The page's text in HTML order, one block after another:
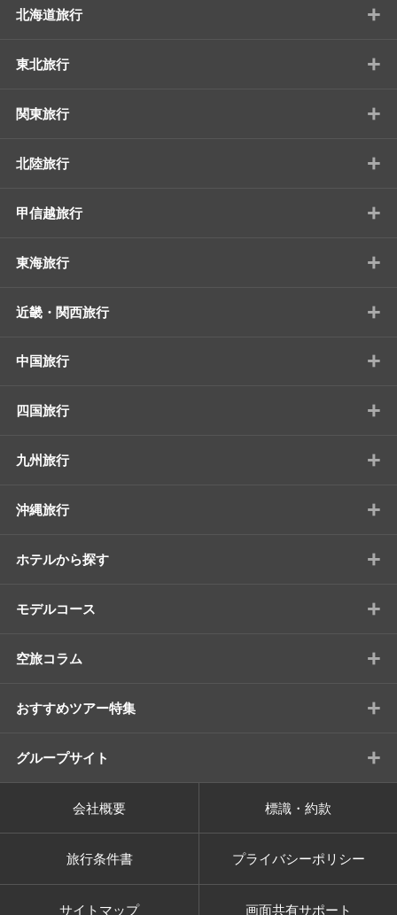
北海道旅行 +
東北旅行 +
関東旅行 +
北陸旅行 +
甲信越旅行 +
東海旅行 +
近畿・関西旅行 +
中国旅行 +
四国旅行 +
九州旅行 +
沖縄旅行 +
ホテルから探す +
モデルコース +
空旅コラム +
おすすめツアー特集 +
グループサイト +
会社概要 標識・約款
旅行条件書 プライバシーポリシー
サイトマップ 画面共有サポート